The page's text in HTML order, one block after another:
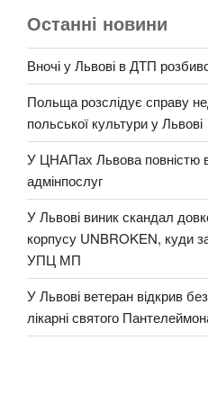
Останні новини
Вночі у Львові в ДТП
Польща розслідує справу
польської культури у Львові
У ЦНАПах Львова повністю
адмінпослуг
У Львові виник скандал
корпусу UNBROKEN, куди
УПЦ МП
У Львові ветеран відкрив
лікарні святого